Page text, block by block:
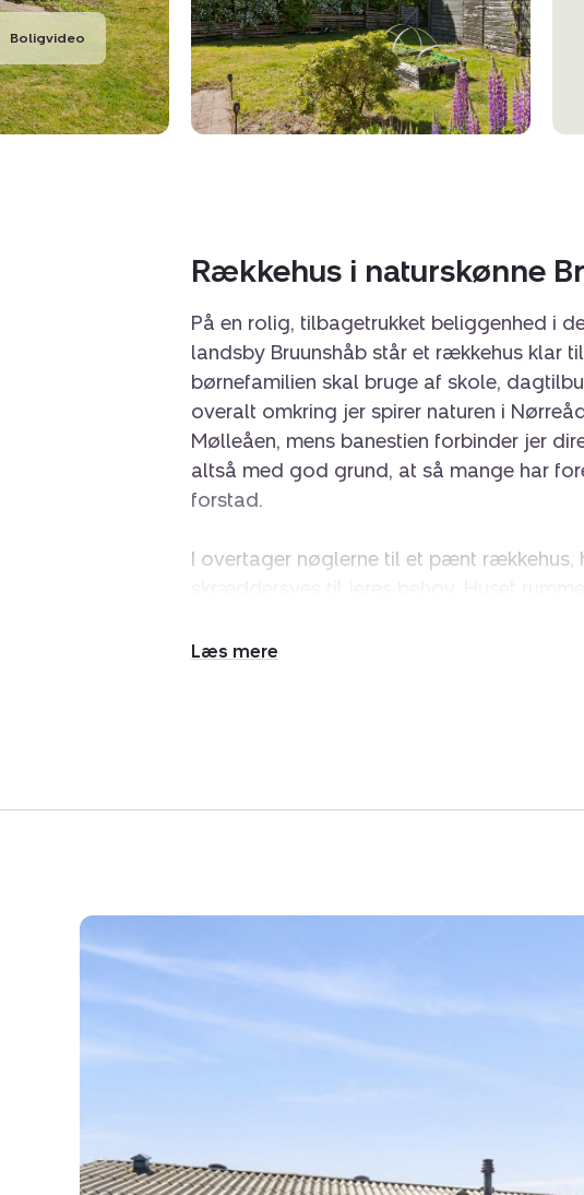
Boligvideo
Rækkehus i naturskønne
På en rolig, tilbagetrukket beliggenhed i
landsby Bruunshåb står et rækkehus klar
børnefamilien skal bruge af skole,
overalt omkring jer spirer naturen i
Mølleåen, mens banestien forbinder jer
altså med god grund, at så mange har
forstad.
I overtager nøglerne til et pænt rækkehus,
åbne op mellem køkken og stue.
af terrassen, når solen står på sit højeste.
Det er et utrolig dejligt område, I snart kan
udgør en grøn perle kun kort vej fra
Mølleåen, som inviterer til udflugter i det
tilbagetrukket fra vejen og tæt på